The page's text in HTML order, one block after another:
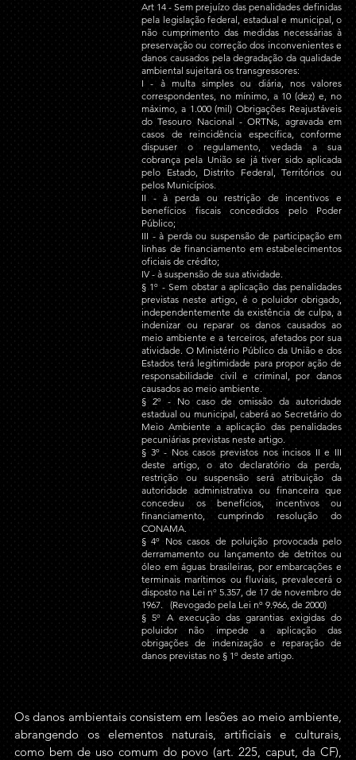
Art 14 - Sem prejuízo das penalidades definidas
pela legislação federal, estadual e municipal, o
não cumprimento das medidas necessárias à
preservação ou correção dos inconvenientes e
danos causados pela degradação da qualidade
ambiental sujeitará os transgressores:
I - à multa simples ou diária, nos valores
correspondentes, no mínimo, a 10 (dez) e, no
máximo, a 1.000 (mil) Obrigações Reajustáveis
do Tesouro Nacional - ORTNs, agravada em
casos de reincidência específica, conforme
dispuser o regulamento, vedada a sua
cobrança pela União se já tiver sido aplicada
pelo Estado, Distrito Federal, Territórios ou
pelos Municípios.
II - à perda ou restrição de incentivos e
benefícios fiscais concedidos pelo Poder
Público;
III - à perda ou suspensão de participação em
linhas de financiamento em estabelecimentos
oficiais de crédito;
IV - à suspensão de sua atividade.
§ 1º - Sem obstar a aplicação das penalidades
previstas neste artigo, é o poluidor obrigado,
independentemente da existência de culpa, a
indenizar ou reparar os danos causados ao
meio ambiente e a terceiros, afetados por sua
atividade. O Ministério Público da União e dos
Estados terá legitimidade para propor ação de
responsabilidade civil e criminal, por danos
causados ao meio ambiente.
§ 2º - No caso de omissão da autoridade
estadual ou municipal, caberá ao Secretário do
Meio Ambiente a aplicação das penalidades
pecuniárias previstas neste artigo.
§ 3º - Nos casos previstos nos incisos II e III
deste artigo, o ato declaratório da perda,
restrição ou suspensão será atribuição da
autoridade administrativa ou financeira que
concedeu os benefícios, incentivos ou
financiamento, cumprindo resolução do
CONAMA.
§ 4º Nos casos de poluição provocada pelo
derramamento ou lançamento de detritos ou
óleo em águas brasileiras, por embarcações e
terminais marítimos ou fluviais, prevalecerá o
disposto na Lei nº 5.357, de 17 de novembro de
1967. (Revogado pela Lei nº 9.966, de 2000)
§ 5º A execução das garantias exigidas do
poluidor não impede a aplicação das
obrigações de indenização e reparação de
danos previstas no § 1º deste artigo.
Os danos ambientais consistem em lesões ao meio ambiente,
abrangendo os elementos naturais, artificiais e culturais,
como bem de uso comum do povo (art. 225, caput, da CF),